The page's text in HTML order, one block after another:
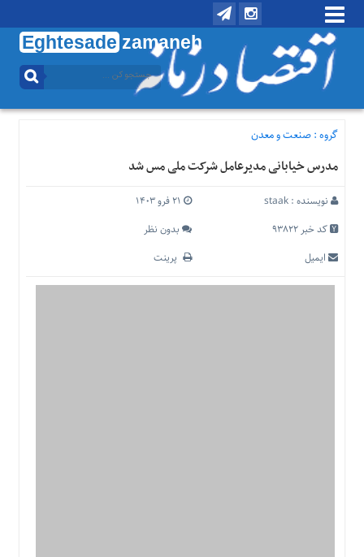
Eghtesade zamaneh
منوی
تماس
درباره
منوی
اصلی
خانه
گروه :صنعت و معدن
مدرس خیابانی مدیرعامل شرکت ملی مس شد
نویسنده :staak
کد خبر 93822
بدون نظر
ایمیل
پرینت